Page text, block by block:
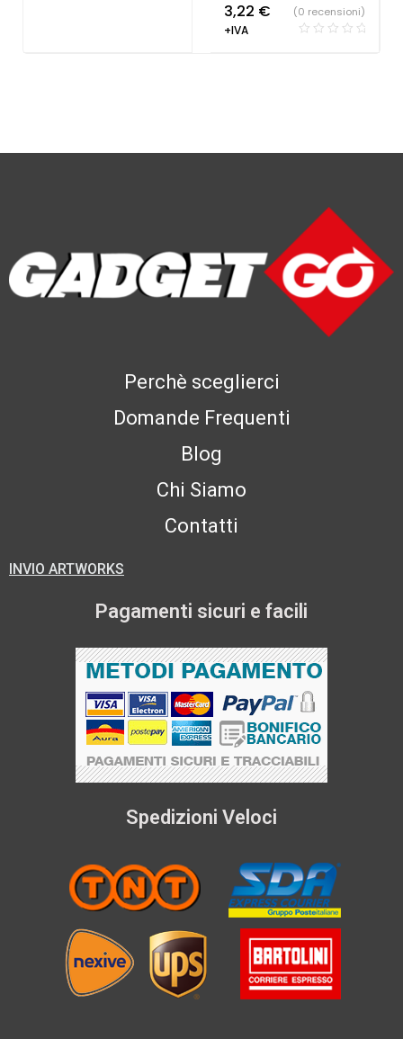
3,22 €
+IVA
(0 recensioni)
Perchè sceglierci
Domande Frequenti
Blog
Chi Siamo
Contatti
INVIO ARTWORKS
Pagamenti sicuri e facili
Spedizioni Veloci